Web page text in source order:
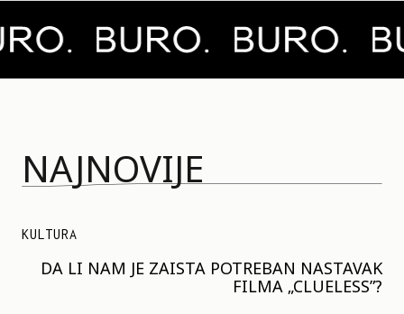
NAJNOVIJE
KULTURA
DA LI NAM JE ZAISTA POTREBAN NASTAVAK
FILMA „CLUELESS”?